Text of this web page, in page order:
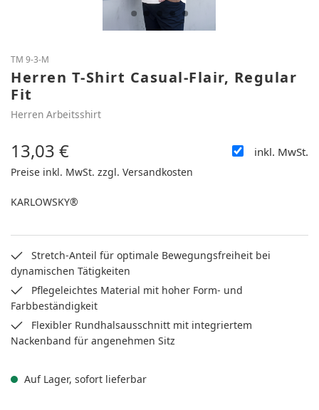
TM 9-3-M
Herren T-Shirt Casual-Flair, Regular
Fit
Herren Arbeitsshirt
Regulärer Preis:
13,03 € inkl. MwSt.
Preise inkl. MwSt. zzgl. Versandkosten
KARLOWSKY®
Stretch-Anteil für optimale Bewegungsfreiheit bei
dynamischen Tätigkeiten
Pflegeleichtes Material mit hoher Form- und
Farbbeständigkeit
Flexibler Rundhalsausschnitt mit integriertem
Nackenband für angenehmen Sitz
Auf Lager, sofort lieferbar